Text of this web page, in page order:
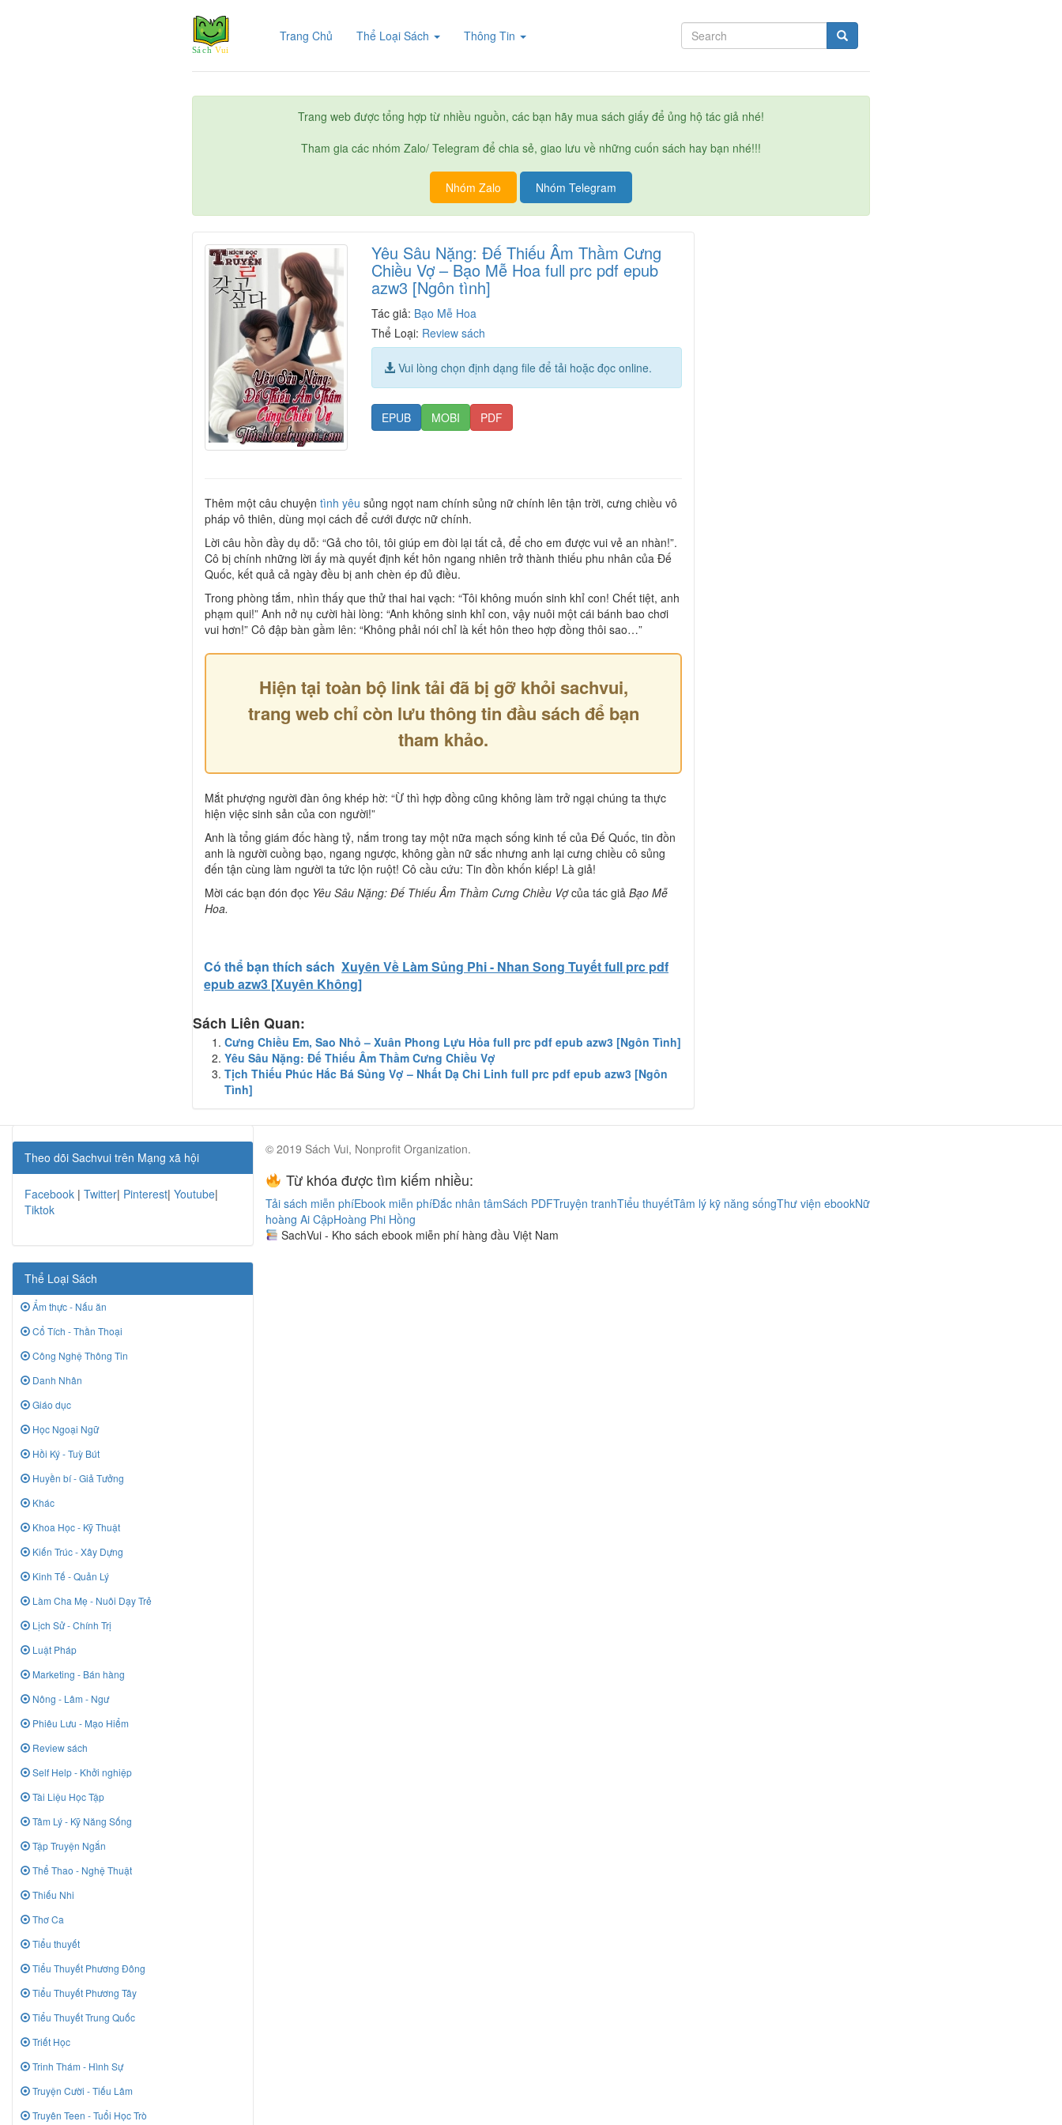
Trang Chủ (current)Thể Loại Sách Thông Tin
Trang web được tổng hợp từ nhiều nguồn, các bạn hãy mua sách giấy để ủng hộ tác giả nhé!
Tham gia các nhóm Zalo/ Telegram để chia sẻ, giao lưu về những cuốn sách hay bạn nhé!!!
Nhóm Zalo Nhóm Telegram
Yêu Sâu Nặng: Đế Thiếu Âm Thầm Cưng
Chiều Vợ – Bạo Mễ Hoa full prc pdf epub
azw3 [Ngôn tình]
Tác giả: Bạo Mễ Hoa
Thể Loại: Review sách
Vui lòng chọn định dạng file để tải hoặc đọc online.
EPUB MOBI PDF
Thêm một câu chuyện tình yêu sủng ngọt nam chính sủng nữ chính lên tận trời, cưng chiều vô
pháp vô thiên, dùng mọi cách để cưới được nữ chính.
Lời câu hồn đầy dụ dỗ: “Gả cho tôi, tôi giúp em đòi lại tất cả, để cho em được vui vẻ an nhàn!”.
Cô bị chính những lời ấy mà quyết định kết hôn ngang nhiên trở thành thiếu phu nhân của Đế
Quốc, kết quả cả ngày đều bị anh chèn ép đủ điều.
Trong phòng tắm, nhìn thấy que thử thai hai vạch: “Tôi không muốn sinh khỉ con! Chết tiệt, anh
phạm qui!” Anh nở nụ cười hài lòng: “Anh không sinh khỉ con, vậy nuôi một cái bánh bao chơi
vui hơn!” Cô đập bàn gầm lên: “Không phải nói chỉ là kết hôn theo hợp đồng thôi sao…”
Hiện tại toàn bộ link tải đã bị gỡ khỏi sachvui,
trang web chỉ còn lưu thông tin đầu sách để bạn
tham khảo.
Mắt phượng người đàn ông khép hờ: “Ừ thì hợp đồng cũng không làm trở ngại chúng ta thực
hiện việc sinh sản của con người!”
Anh là tổng giám đốc hàng tỷ, nắm trong tay một nữa mạch sống kinh tế của Đế Quốc, tin đồn
anh là người cuồng bạo, ngang ngược, không gần nữ sắc nhưng anh lại cưng chiều cô sủng
đến tận cùng làm người ta tức lộn ruột! Cô cầu cứu: Tin đồn khốn kiếp! Là giả!
Mời các bạn đón đọc Yêu Sâu Nặng: Đế Thiếu Âm Thầm Cưng Chiều Vợcủa tác giả Bạo Mễ
Hoa.
Có thể bạn thích sách Xuyên Về Làm Sủng Phi - Nhan Song Tuyết full prc pdf
epub azw3 [Xuyên Không]
Sách Liên Quan:
Cưng Chiều Em, Sao Nhỏ – Xuân Phong Lựu Hỏa full prc pdf epub azw3 [Ngôn Tình]
Yêu Sâu Nặng: Đế Thiếu Âm Thầm Cưng Chiều Vợ
Tịch Thiếu Phúc Hắc Bá Sủng Vợ – Nhất Dạ Chi Linh full prc pdf epub azw3 [Ngôn
Tình]
Theo dõi Sachvui trên Mạng xã hội
Facebook | Twitter| Pinterest| Youtube|
Tiktok
Thể Loại Sách
Ẩm thực - Nấu ăn
Cổ Tích - Thần Thoại
Công Nghệ Thông Tin
Danh Nhân
Giáo dục
Học Ngoại Ngữ
Hồi Ký - Tuỳ Bút
Huyền bí - Giả Tưởng
Khác
Khoa Học - Kỹ Thuật
Kiến Trúc - Xây Dựng
Kinh Tế - Quản Lý
Làm Cha Mẹ - Nuôi Dạy Trẻ
Lịch Sử - Chính Trị
Luật Pháp
Marketing - Bán hàng
Nông - Lâm - Ngư
Phiêu Lưu - Mạo Hiểm
Review sách
Self Help - Khởi nghiệp
Tài Liệu Học Tập
Tâm Lý - Kỹ Năng Sống
Tập Truyện Ngắn
Thể Thao - Nghệ Thuật
Thiếu Nhi
Thơ Ca
Tiểu thuyết
Tiểu Thuyết Phương Đông
Tiểu Thuyết Phương Tây
Tiểu Thuyết Trung Quốc
Triết Học
Trinh Thám - Hình Sự
Truyện Cười - Tiếu Lâm
Truyên Teen - Tuổi Học Trò
© 2019 Sách Vui, Nonprofit Organization.
Từ khóa được tìm kiếm nhiều:
Tải sách miễn phíEbook miễn phíĐắc nhân tâmSách PDFTruyện tranhTiểu thuyếtTâm lý kỹ năng sốngThư viện ebookNữ
hoàng Ai CậpHoàng Phi Hồng
SachVui - Kho sách ebook miễn phí hàng đầu Việt Nam